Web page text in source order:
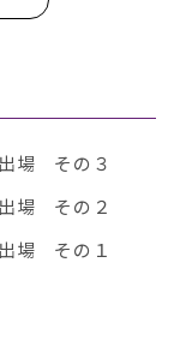
場 その３
場 その２
場 その１